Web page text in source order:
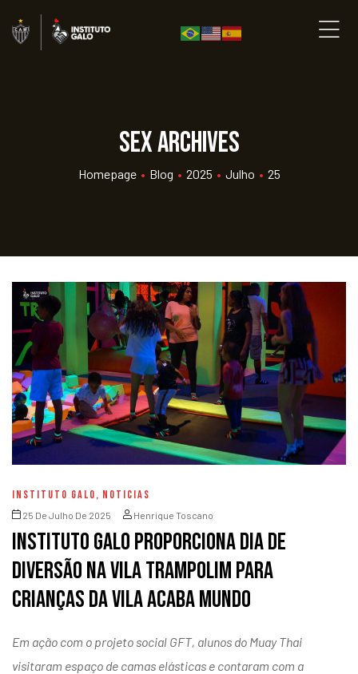
sex Archives
Homepage • Blog • 2025 • Julho • 25
INSTITUTO GALO, NOTICIAS
25 De Julho De 2025 Henrique Toscano
Instituto Galo proporciona dia de
diversão na Vila Trampolim para
crianças da Vila Acaba Mundo
Em ação com o projeto social GFT, alunos do Muay Thai
visitaram espaço de camas elásticas e contaram com a